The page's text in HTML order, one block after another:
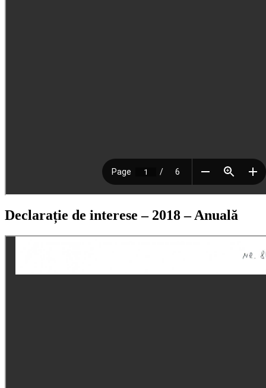
Declarație de interese – 2018 – Anuală